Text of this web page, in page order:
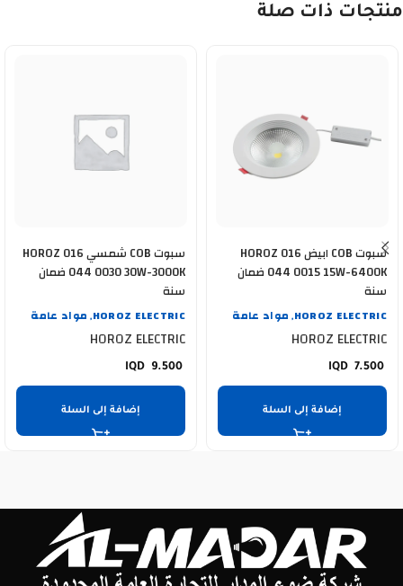
منتجات ذات صلة
سبوت COB ابيض HOROZ 016
044 0015 15W-6400K ضمان
سنة
HOROZ ELECTRIC
, مواد عامة
HOROZ ELECTRIC
7.500
إضافة إلى السلة
سبوت COB شمسي HOROZ 016
044 0030 30W-3000K ضمان
سنة
HOROZ ELECTRIC
, مواد عامة
HOROZ ELECTRIC
9.500
إضافة إلى السلة